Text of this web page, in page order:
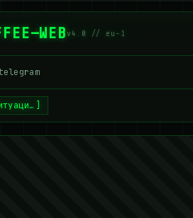
v4.0 // eu-1